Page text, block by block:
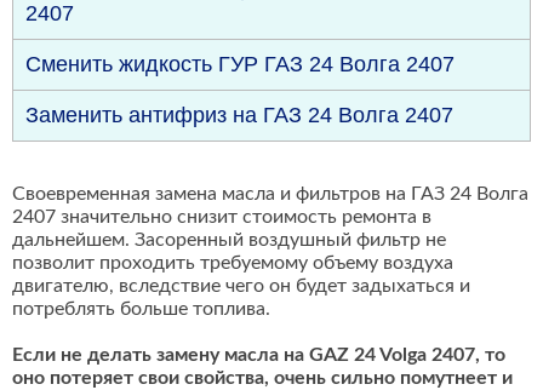
2407
Сменить жидкость ГУР ГАЗ 24 Волга 2407
Заменить антифриз на ГАЗ 24 Волга 2407
Своевременная замена масла и фильтров на ГАЗ 24 Волга
2407 значительно снизит стоимость ремонта в
дальнейшем. Засоренный воздушный фильтр не
позволит проходить требуемому объему воздуха
двигателю, вследствие чего он будет задыхаться и
потреблять больше топлива.
Если не делать замену масла на GAZ 24 Volga 2407, то
оно потеряет свои свойства, очень сильно помутнеет и